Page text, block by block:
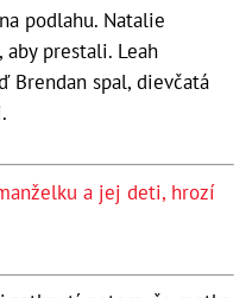
podlahu. Natalie
prestali. Leah
Brendan spal, dievčatá
a jej deti, hrozí